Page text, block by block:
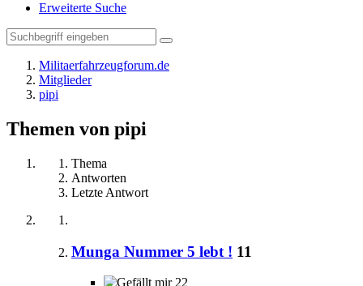
Erweiterte Suche
Militaerfahrzeugforum.de
Mitglieder
pipi
Themen von pipi
Thema
Antworten
Letzte Antwort
Munga Nummer 5 lebt ! 11
22